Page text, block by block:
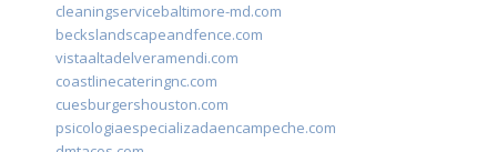
cleaningservicebaltimore-md.com
beckslandscapeandfence.com
vistaaltadelveramendi.com
coastlinecateringnc.com
cuesburgershouston.com
psicologiaespecializadaencampeche.com